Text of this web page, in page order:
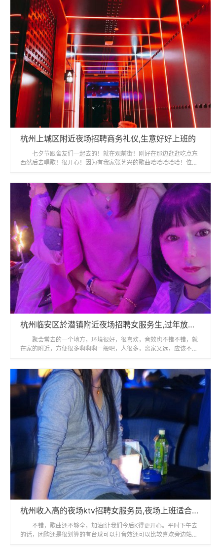
杭州上城区附近夜场招聘商务礼仪,生意好好上班的
七夕节跟舍友们一起去的！就在观前街！刚好在那边逛逛吃点东
西然后去唱歌！很开心！因为有我家张艺兴的歌曲哈哈哈哈哈！位置
杭州临安区於潜镇附近夜场招聘女服务生,过年放假吗？
聚会常去的一个地方，环境很好，很喜欢，音效也不错不错，就
在家的附近，方便很多啊啊啊一般吧，人很多，离家又远，应该不会
杭州收入高的夜场ktv招聘女服务员,夜场上班适合穿黑色衣服吗？
不错，歌曲还不够全，加油!让我们今后K得更开心。平时下午去
的话，团购还是很划算的有台球可以打音效还可以比较喜欢旁边站着